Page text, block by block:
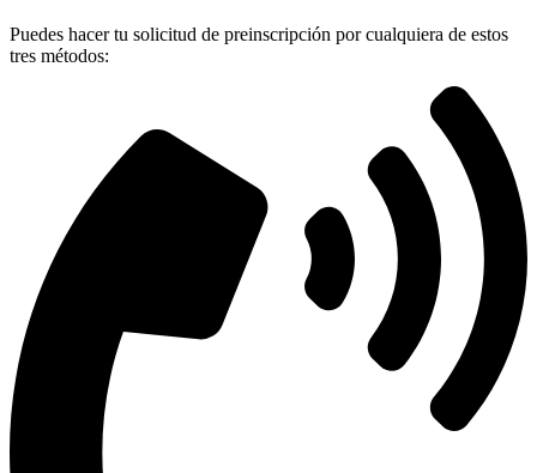
Puedes hacer tu solicitud de preinscripción por cualquiera de estos
tres métodos: